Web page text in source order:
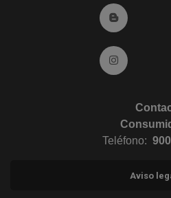
Ir al Blog
Ir a
Teléfono:
Aviso